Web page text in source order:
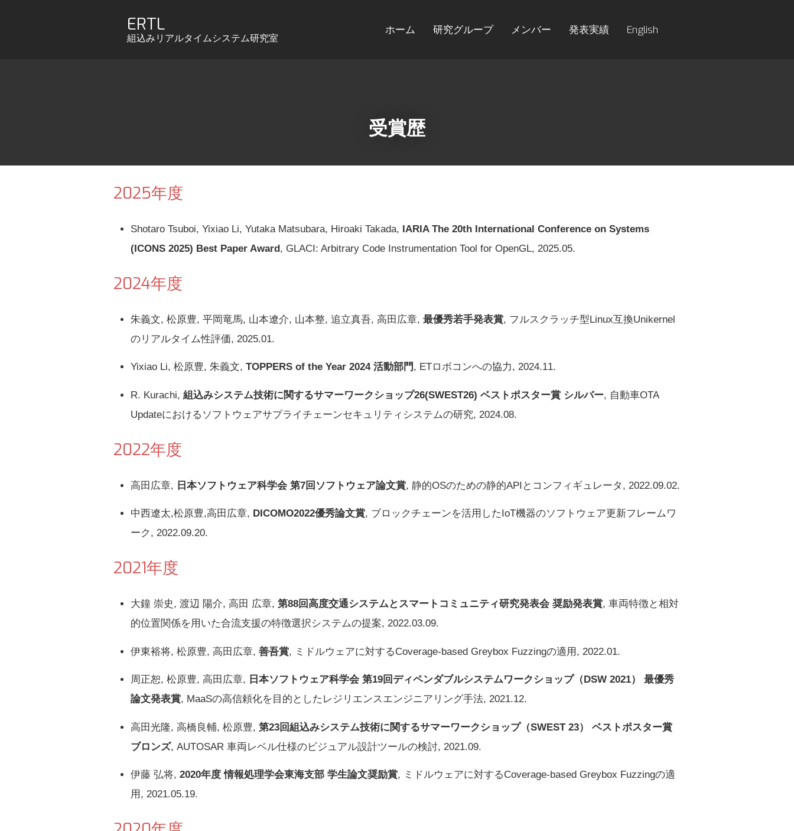
ERTL
組込みリアルタイムシステム研究室
ホーム 研究グループ メンバー 発表実績 English
受賞歴
2025年度
Shotaro Tsuboi, Yixiao Li, Yutaka Matsubara, Hiroaki Takada, IARIA The 20th International Conference on Systems
(ICONS 2025) Best Paper Award, GLACI: Arbitrary Code Instrumentation Tool for OpenGL, 2025.05.
2024年度
朱義文, 松原豊, 平岡竜馬, 山本遼介, 山本整, 追立真吾, 高田広章, 最優秀若手発表賞, フルスクラッチ型Linux互換Unikernel
のリアルタイム性評価, 2025.01.
Yixiao Li, 松原豊, 朱義文, TOPPERS of the Year 2024 活動部門, ETロボコンへの協力, 2024.11.
R. Kurachi, 組込みシステム技術に関するサマーワークショップ26(SWEST26) ベストポスター賞 シルバー, 自動車OTA
Updateにおけるソフトウェアサプライチェーンセキュリティシステムの研究, 2024.08.
2022年度
高田広章, 日本ソフトウェア科学会 第7回ソフトウェア論文賞, 静的OSのための静的APIとコンフィギュレータ, 2022.09.02.
中西遼太,松原豊,高田広章, DICOMO2022優秀論文賞, ブロックチェーンを活用したIoT機器のソフトウェア更新フレームワ
ーク, 2022.09.20.
2021年度
大鐘 崇史, 渡辺 陽介, 高田 広章, 第88回高度交通システムとスマートコミュニティ研究発表会 奨励発表賞, 車両特徴と相対
的位置関係を用いた合流支援の特徴選択システムの提案, 2022.03.09.
伊東裕将, 松原豊, 高田広章, 善吾賞, ミドルウェアに対するCoverage-based Greybox Fuzzingの適用, 2022.01.
周正恕, 松原豊, 高田広章, 日本ソフトウェア科学会 第19回ディペンダブルシステムワークショップ（DSW 2021） 最優秀
論文発表賞, MaaSの高信頼化を目的としたレジリエンスエンジニアリング手法, 2021.12.
高田光隆, 高橋良輔, 松原豊, 第23回組込みシステム技術に関するサマーワークショップ（SWEST 23） ベストポスター賞
ブロンズ, AUTOSAR 車両レベル仕様のビジュアル設計ツールの検討, 2021.09.
伊藤 弘将, 2020年度 情報処理学会東海支部 学生論文奨励賞, ミドルウェアに対するCoverage-based Greybox Fuzzingの適
用, 2021.05.19.